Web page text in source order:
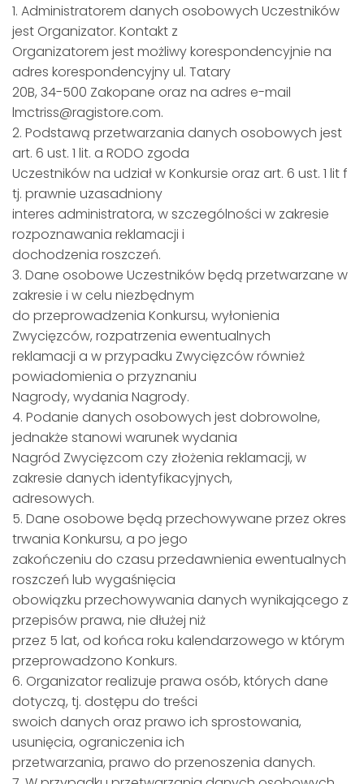
1. Administratorem danych osobowych Uczestników
jest Organizator. Kontakt z
Organizatorem jest możliwy korespondencyjnie na
adres korespondencyjny ul. Tatary
20B, 34-500 Zakopane oraz na adres e-mail
lmctriss@ragistore.com.
2. Podstawą przetwarzania danych osobowych jest
art. 6 ust. 1 lit. a RODO zgoda
Uczestników na udział w Konkursie oraz art. 6 ust. 1 lit f
tj. prawnie uzasadniony
interes administratora, w szczególności w zakresie
rozpoznawania reklamacji i
dochodzenia roszczeń.
3. Dane osobowe Uczestników będą przetwarzane w
zakresie i w celu niezbędnym
do przeprowadzenia Konkursu, wyłonienia
Zwycięzców, rozpatrzenia ewentualnych
reklamacji a w przypadku Zwycięzców również
powiadomienia o przyznaniu
Nagrody, wydania Nagrody.
4. Podanie danych osobowych jest dobrowolne,
jednakże stanowi warunek wydania
Nagród Zwycięzcom czy złożenia reklamacji, w
zakresie danych identyfikacyjnych,
adresowych.
5. Dane osobowe będą przechowywane przez okres
trwania Konkursu, a po jego
zakończeniu do czasu przedawnienia ewentualnych
roszczeń lub wygaśnięcia
obowiązku przechowywania danych wynikającego z
przepisów prawa, nie dłużej niż
przez 5 lat, od końca roku kalendarzowego w którym
przeprowadzono Konkurs.
6. Organizator realizuje prawa osób, których dane
dotyczą, tj. dostępu do treści
swoich danych oraz prawo ich sprostowania,
usunięcia, ograniczenia ich
przetwarzania, prawo do przenoszenia danych.